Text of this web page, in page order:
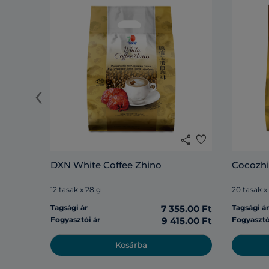
share favorite
DXN White Coffee Zhino
12 tasak x 28 g
Tagsági ár
7 355.00 Ft
Fogyasztói ár 9 415.00 Ft
Kosárba
Cocozhi
20 tasak x
Tagsági ár
‹